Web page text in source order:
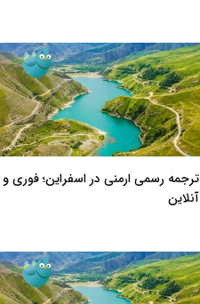
ترجمه رسمی ارمنی در اسفراین؛ فوری و
آنلاین